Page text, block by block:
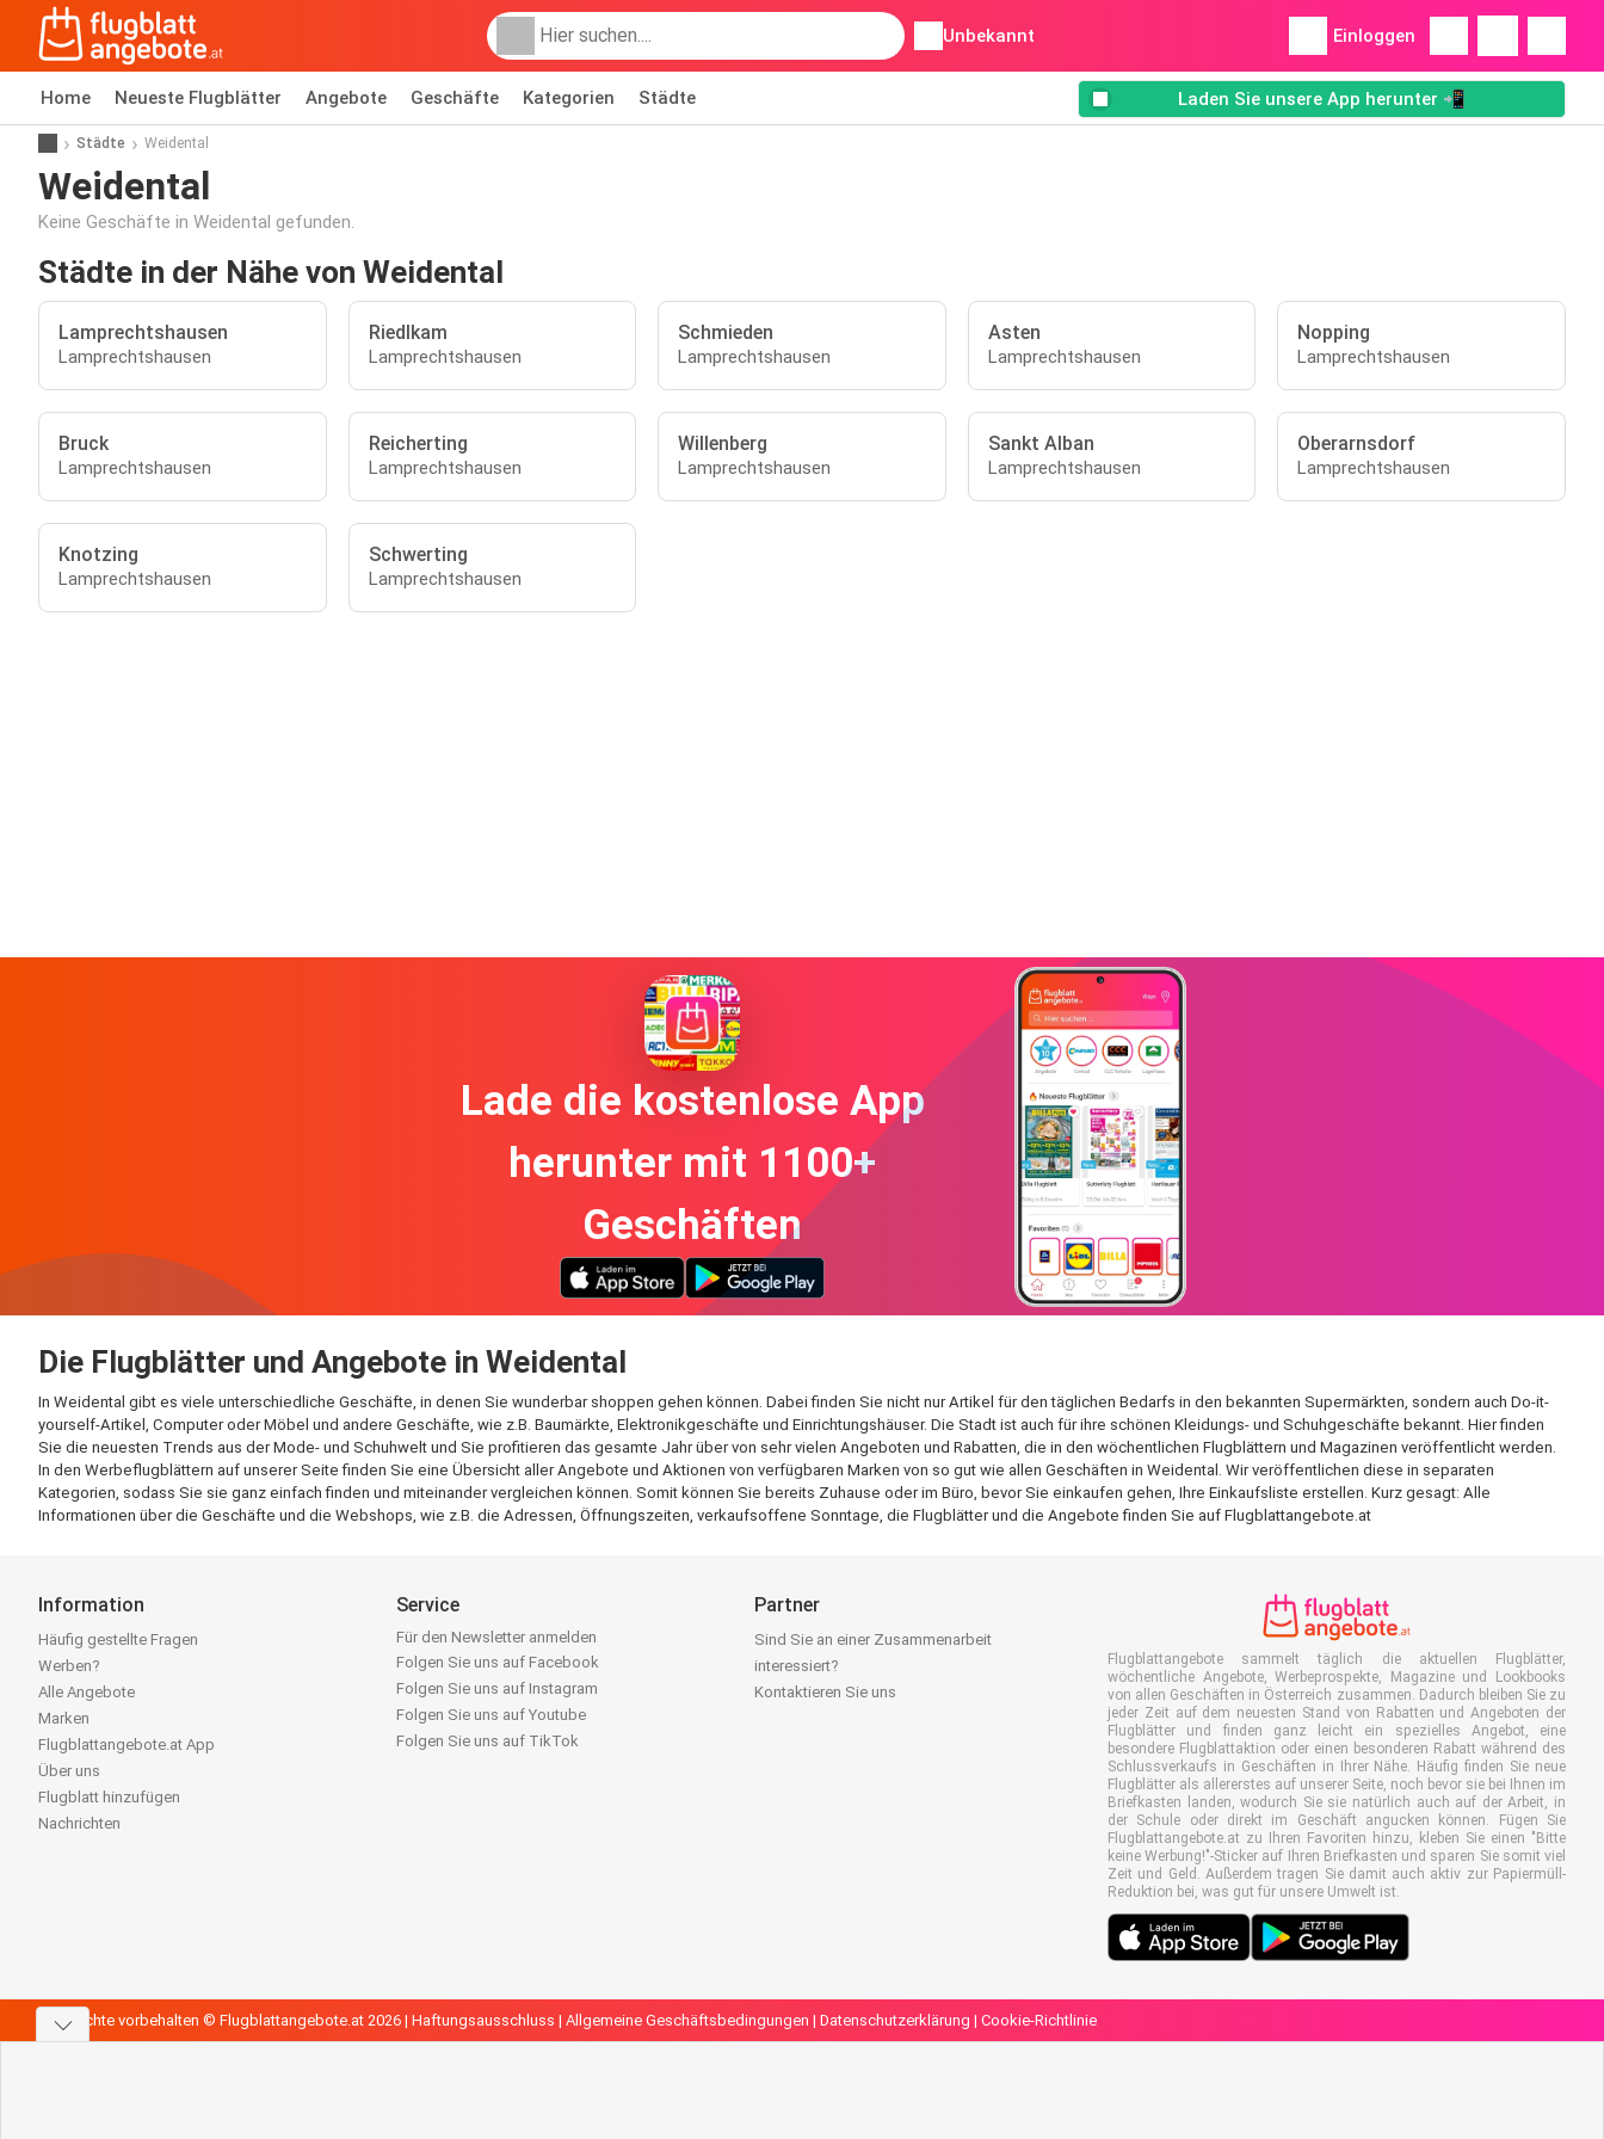
Unbekannt Einloggen
Home Neueste Flugblätter Angebote Geschäfte Kategorien Städte Laden Sie unsere App herunter 📲
Städte Weidental
Weidental
Keine Geschäfte in Weidental gefunden.
Städte in der Nähe von Weidental
Lamprechtshausen
Lamprechtshausen
Riedlkam
Lamprechtshausen
Schmieden
Lamprechtshausen
Asten
Lamprechtshausen
Nopping
Lamprechtshausen
Bruck
Lamprechtshausen
Reicherting
Lamprechtshausen
Willenberg
Lamprechtshausen
Sankt Alban
Lamprechtshausen
Oberarnsdorf
Lamprechtshausen
Knotzing
Lamprechtshausen
Schwerting
Lamprechtshausen
Lade die kostenlose App
herunter mit 1100+
Geschäften
Die Flugblätter und Angebote in Weidental
In Weidental gibt es viele unterschiedliche Geschäfte, in denen Sie wunderbar shoppen gehen können. Dabei finden Sie nicht nur Artikel für den täglichen Bedarfs in den bekannten Supermärkten, sondern auch Do-it-
yourself-Artikel, Computer oder Möbel und andere Geschäfte, wie z.B. Baumärkte, Elektronikgeschäfte und Einrichtungshäuser. Die Stadt ist auch für ihre schönen Kleidungs- und Schuhgeschäfte bekannt. Hier finden
Sie die neuesten Trends aus der Mode- und Schuhwelt und Sie profitieren das gesamte Jahr über von sehr vielen Angeboten und Rabatten, die in den wöchentlichen Flugblättern und Magazinen veröffentlicht werden.
In den Werbeflugblättern auf unserer Seite finden Sie eine Übersicht aller Angebote und Aktionen von verfügbaren Marken von so gut wie allen Geschäften in Weidental. Wir veröffentlichen diese in separaten
Kategorien, sodass Sie sie ganz einfach finden und miteinander vergleichen können. Somit können Sie bereits Zuhause oder im Büro, bevor Sie einkaufen gehen, Ihre Einkaufsliste erstellen. Kurz gesagt: Alle
Informationen über die Geschäfte und die Webshops, wie z.B. die Adressen, Öffnungszeiten, verkaufsoffene Sonntage, die Flugblätter und die Angebote finden Sie auf Flugblattangebote.at
Information
Häufig gestellte Fragen
Werben?
Alle Angebote
Marken
Flugblattangebote.at App
Über uns
Flugblatt hinzufügen
Nachrichten
Service
Für den Newsletter anmelden
Folgen Sie uns auf Facebook
Folgen Sie uns auf Instagram
Folgen Sie uns auf Youtube
Folgen Sie uns auf TikTok
Partner
Sind Sie an einer Zusammenarbeit
interessiert?
Kontaktieren Sie uns
Flugblattangebote sammelt täglich die aktuellen Flugblätter,
wöchentliche Angebote, Werbeprospekte, Magazine und Lookbooks
von allen Geschäften in Österreich zusammen. Dadurch bleiben Sie zu
jeder Zeit auf dem neuesten Stand von Rabatten und Angeboten der
Flugblätter und finden ganz leicht ein spezielles Angebot, eine
besondere Flugblattaktion oder einen besonderen Rabatt während des
Schlussverkaufs in Geschäften in Ihrer Nähe. Häufig finden Sie neue
Flugblätter als allererstes auf unserer Seite, noch bevor sie bei Ihnen im
Briefkasten landen, wodurch Sie sie natürlich auch auf der Arbeit, in
der Schule oder direkt im Geschäft angucken können. Fügen Sie
Flugblattangebote.at zu Ihren Favoriten hinzu, kleben Sie einen "Bitte
keine Werbung!"-Sticker auf Ihren Briefkasten und sparen Sie somit viel
Zeit und Geld. Außerdem tragen Sie damit auch aktiv zur Papiermüll-
Reduktion bei, was gut für unsere Umwelt ist.
Alle Rechte vorbehalten © Flugblattangebote.at 2026 | Haftungsausschluss | Allgemeine Geschäftsbedingungen | Datenschutzerklärung | Cookie-Richtlinie